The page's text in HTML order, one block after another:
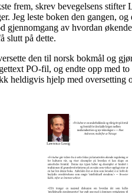
frem, skrev bevegelsens stifter
Jeg leste boken den gangen,
gjennomgang av hvordan
slutt på dette.
den til norsk bokmål og
PO-fil, og endte opp med
heldigvis hjelp med oversetting